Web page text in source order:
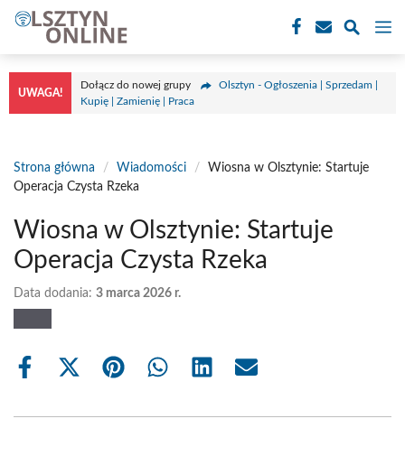
Przejdź
treści
UWAGA!
Dołącz do nowej grupy
Olsztyn - Ogłoszenia | Sprzedam |
Kupię | Zamienię | Praca
Strona główna / Wiadomości /
Wiosna w Olsztynie: Startuje
Operacja Czysta Rzeka
Wiosna w Olsztynie: Startuje
Operacja Czysta Rzeka
Data dodania: 3 marca 2026 r.
Share
Share
(Twitter)
Share Share Share Share